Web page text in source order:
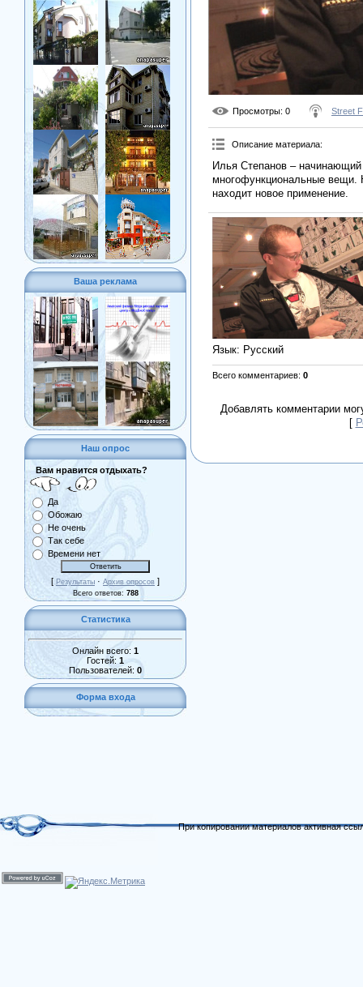
Ваша реклама
Наш опрос
Вам нравится отдыхать?
Да
Обожаю
Не очень
Так себе
Времени нет
[ Результаты · Архив опросов ]
Всего ответов: 788
Статистика
Онлайн всего: 1
Гостей: 1
Пользователей: 0
Форма входа
Просмотры: 0 Street
Описание материала:
Илья Степанов –
многофункциональные
находит новое применение.
Язык: Русский
Всего комментариев: 0
Добавлять комментарии
[
При копировании материалов активная